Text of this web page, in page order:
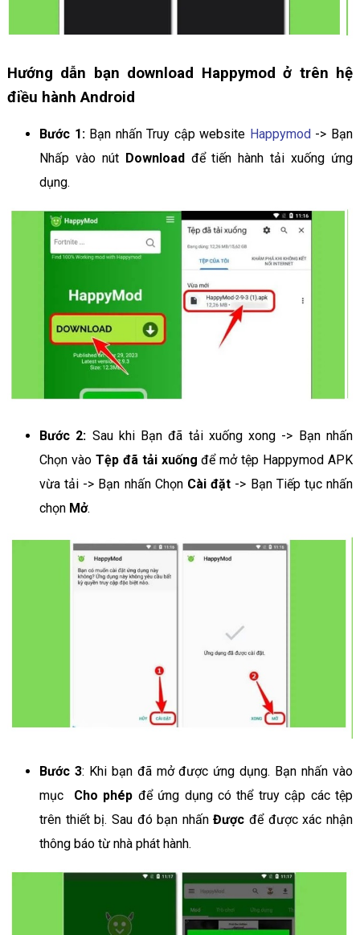
Hướng dẫn bạn download Happymod ở trên hệ
điều hành Android
Bước 1: Bạn nhấn Truy cập website Happymod-> Bạn
Nhấp vào nút Downloadđể tiến hành tải xuống ứng
dụng.
Bước 2: Sau khi Bạn đã tải xuống xong -> Bạn nhấn
Chọn vào Tệp đã tải xuống để mở tệp Happymod APK
vừa tải -> Bạn nhấn Chọn Cài đặt -> Bạn Tiếp tục nhấn
chọn Mở.
Bước 3: Khi bạn đã mở được ứng dụng. Bạn nhấn vào
mục Cho phép để ứng dụng có thể truy cập các tệp
trên thiết bị. Sau đó bạn nhấnĐược để được xác nhận
thông báo từ nhà phát hành.